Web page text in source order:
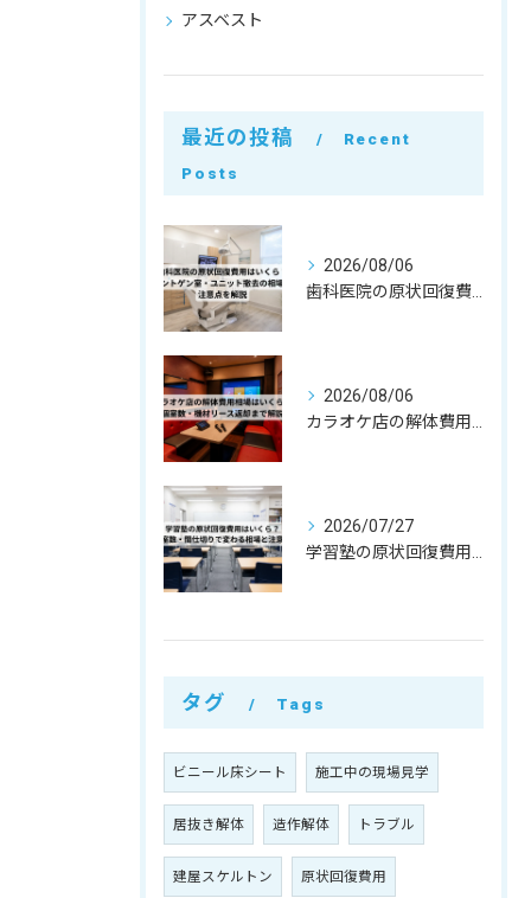
アスベスト
最近の投稿
Recent
Posts
2026/08/06
2026/08/06
2026/07/27
タグ Tags
ビニール床シート 施工中の現場見学
居抜き解体 造作解体 トラブル
建屋スケルトン 原状回復費用